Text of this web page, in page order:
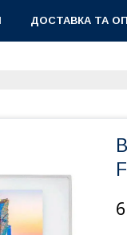
ДОСТАВКА ТА